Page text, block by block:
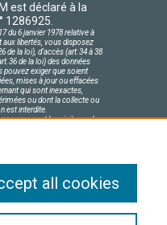
est déclaré à la
1286925.
du 6 janvier 1978 relative à
libertés, vous disposez
de la loi), d'accès (art.34 à 38
de la loi) des données
pouvez exiger que soient
mises à jour ou effacées
qui sont inexactes,
ou dont la collecte ou
est interdite.
concernant les visiteurs de
all cookies